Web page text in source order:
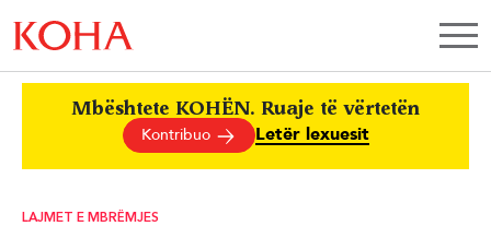
Mbështete KOHËN. Ruaje të vërtetën
Kontribuo Letër lexuesit
LAJMET E MBRËMJES